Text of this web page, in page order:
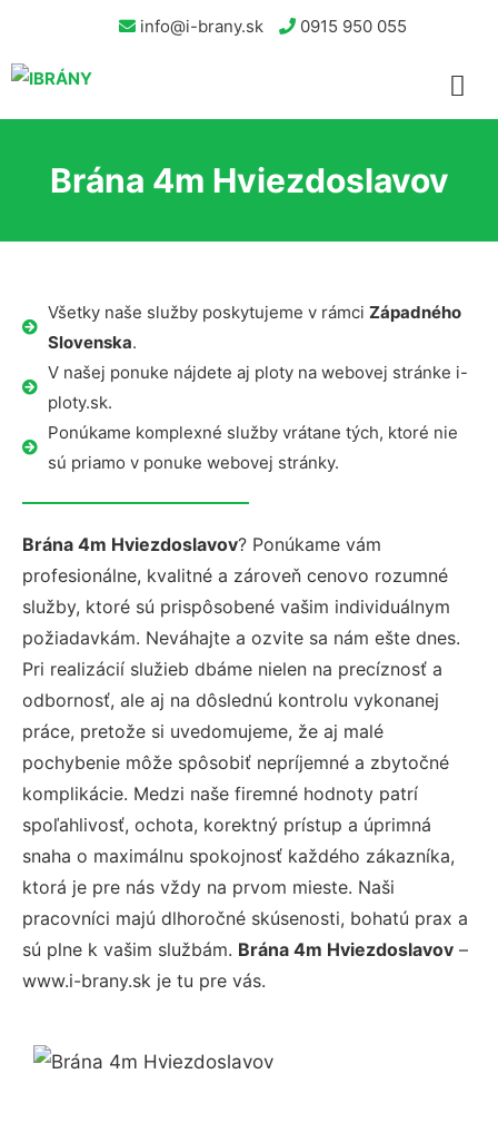
info@i-brany.sk 0915 950 055
Brána 4m Hviezdoslavov
Všetky naše služby poskytujeme v rámci Západného
Slovenska.
V našej ponuke nájdete aj ploty na webovej stránke i-
ploty.sk.
Ponúkame komplexné služby vrátane tých, ktoré nie
sú priamo v ponuke webovej stránky.
Brána 4m Hviezdoslavov? Ponúkame vám
profesionálne, kvalitné a zároveň cenovo rozumné
služby, ktoré sú prispôsobené vašim individuálnym
požiadavkám. Neváhajte a ozvite sa nám ešte dnes.
Pri realizácií služieb dbáme nielen na precíznosť a
odbornosť, ale aj na dôslednú kontrolu vykonanej
práce, pretože si uvedomujeme, že aj malé
pochybenie môže spôsobiť nepríjemné a zbytočné
komplikácie. Medzi naše firemné hodnoty patrí
spoľahlivosť, ochota, korektný prístup a úprimná
snaha o maximálnu spokojnosť každého zákazníka,
ktorá je pre nás vždy na prvom mieste. Naši
pracovníci majú dlhoročné skúsenosti, bohatú prax a
sú plne k vašim službám. Brána 4m Hviezdoslavov –
www.i-brany.sk je tu pre vás.